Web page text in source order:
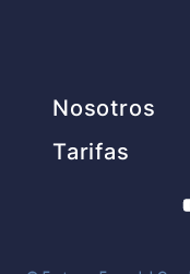
Pie de página
Nosotros
Tarifas